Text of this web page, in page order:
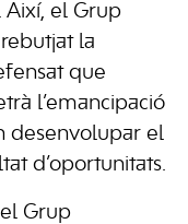
Així, el Grup
la
que
l’emancipació
desenvolupar el
d’oportunitats.
Grup